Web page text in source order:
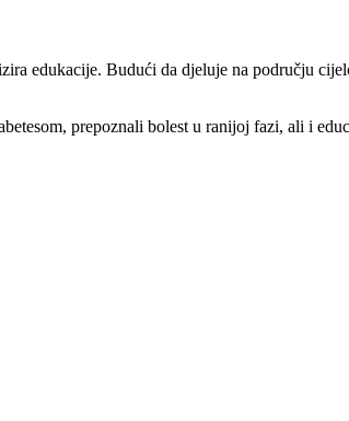
edukacije. Budući da djeluje na području
prepoznali bolest u ranijoj fazi, ali i